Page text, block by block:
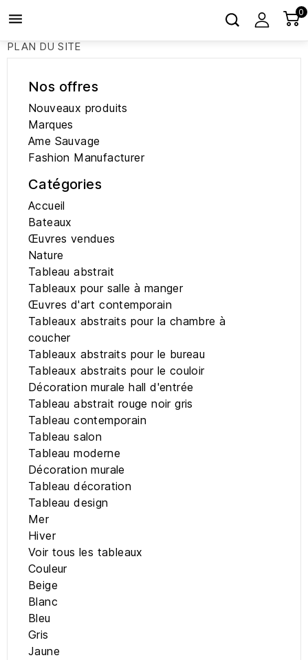
 0
PLAN DU SITE
Nos offres
Nouveaux produits
Marques
Ame Sauvage
Fashion Manufacturer
Catégories
Accueil
Bateaux
Œuvres vendues
Nature
Tableau abstrait
Tableaux pour salle à manger
Œuvres d'art contemporain
Tableaux abstraits pour la chambre à
coucher
Tableaux abstraits pour le bureau
Tableaux abstraits pour le couloir
Décoration murale hall d'entrée
Tableau abstrait rouge noir gris
Tableau contemporain
Tableau salon
Tableau moderne
Décoration murale
Tableau décoration
Tableau design
Mer
Hiver
Voir tous les tableaux
Couleur
Beige
Blanc
Bleu
Gris
Jaune